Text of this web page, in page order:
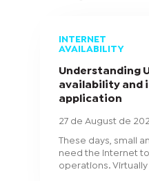
INTERNET
AVAILABILITY
Understanding
availability and
application
27 de August de
These days, small
need the internet
operations.